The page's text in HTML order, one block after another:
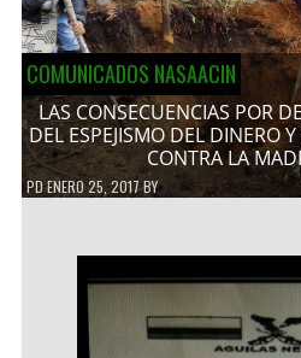
COMUNICADOS NASAACIN
LAS CONSECUENCIAS POR
DEL ESPEJISMO DEL DINERO
CONTRA LA
PDENERO 25, 2017BY